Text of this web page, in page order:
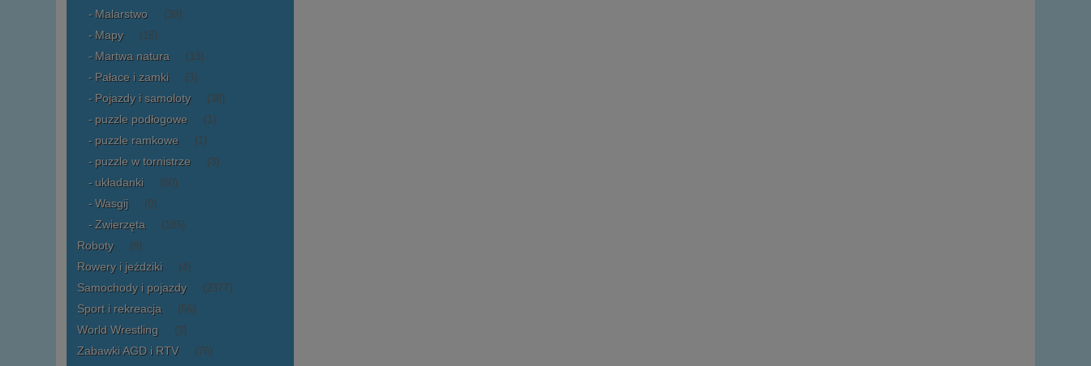
Malarstwo (39)
Mapy (16)
Martwa natura (13)
Pałace i zamki (3)
Pojazdy i samoloty (38)
puzzle podłogowe (1)
puzzle ramkowe (1)
puzzle w tornistrze (3)
układanki (60)
Wasgij (0)
Zwierzęta (185)
Roboty (8)
Rowery i jeździki (4)
Samochody i pojazdy (2377)
Sport i rekreacja (56)
World Wrestling (3)
Zabawki AGD i RTV (76)